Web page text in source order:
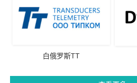
白俄罗斯TT